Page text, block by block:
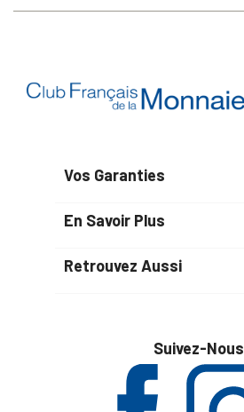
Vos Garanties
En Savoir Plus
Retrouvez Aussi
Suivez-Nous